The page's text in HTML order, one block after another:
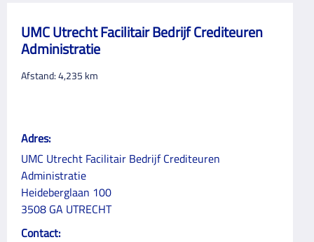
UMC Utrecht Facilitair Bedrijf Crediteuren
Administratie
Afstand:4,235 km
Adres:
UMC Utrecht Facilitair Bedrijf Crediteuren
Administratie
Heideberglaan 100
3508 GA UTRECHT
Contact: